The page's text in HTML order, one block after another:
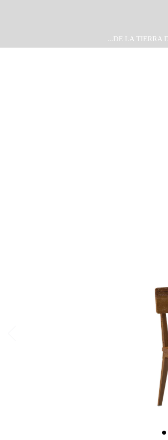
...DE LA TIERRA